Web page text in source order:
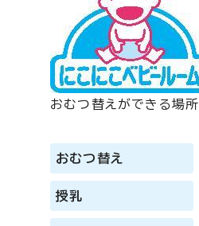
おむつ替えができる場所
おむつ替え
授乳